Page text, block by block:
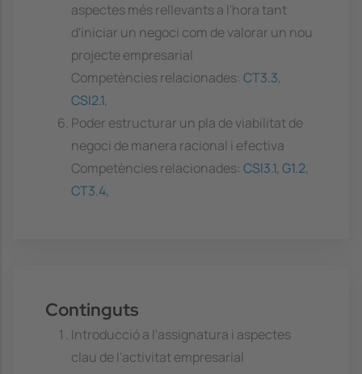
aspectes més rellevants a l'hora tant
d'iniciar un negoci com de valorar un nou
projecte empresarial
Competències relacionades: CT3.3,
CSI2.1,
Poder estructurar un pla de viabilitat de
negoci de manera racional i efectiva
Competències relacionades: CSI3.1, G1.2,
CT3.4,
Continguts
Introducció a l'assignatura i aspectes
clau de l'activitat empresarial